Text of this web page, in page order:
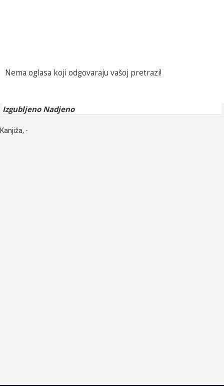
Nema oglasa koji odgovaraju vašoj pretrazi!
Izgubljeno Nadjeno
Kanjiža, -